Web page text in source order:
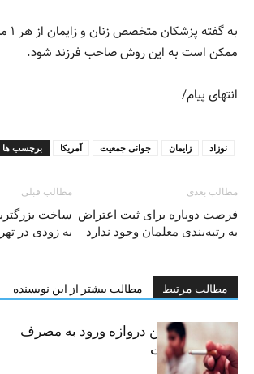
ممکن است به این روش صاحب فرزند شود.
انتهای پیام/
برچسب ها آمریکا جوانی جمعیت زایمان نوزاد
مطالب قبلی
ساخت
به زودی در
مطالب بعدی
فرصت دوباره برای ثبت اعتراض
به رتبه‌بندی معلمان وجود ندارد
مطالب مرتبط مطالب بیشتر از این نویسنده
سیگار، مهمترین دروازه ورود به مصرف
موادمخدر است